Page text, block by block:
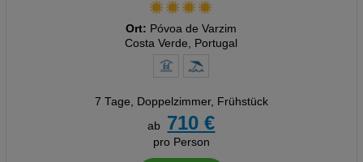
Ort: Póvoa de Varzim
Costa Verde, Portugal
7 Tage, Doppelzimmer, Frühstück
ab
710 €
pro Person